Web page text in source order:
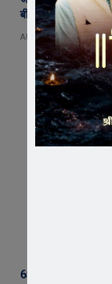
बीमा पर जताया आक्रोश
AUGUST 6, 2026
65 हजार रुपए भाड़ा न